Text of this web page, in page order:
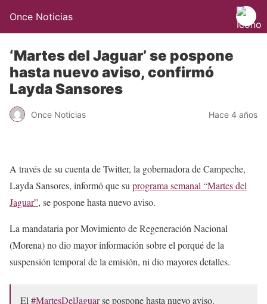
Once Noticias
‘Martes del Jaguar’ se pospone
hasta nuevo aviso, confirmó
Layda Sansores
Once Noticias Hace 4 años
A través de su cuenta de Twitter, la gobernadora de Campeche,
Layda Sansores, informó que su programa semanal “Martes del
Jaguar”, se pospone hasta nuevo aviso.
La mandataria por Movimiento de Regeneración Nacional
(Morena) no dio mayor información sobre el porqué de la
suspensión temporal de la emisión, ni dio mayores detalles.
El #MartesDelJaguarse pospone hasta nuevo aviso.